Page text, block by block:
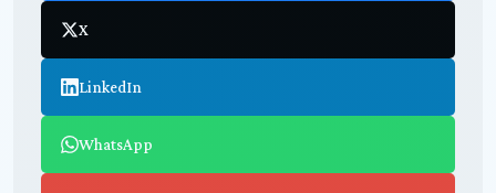
X
LinkedIn
WhatsApp